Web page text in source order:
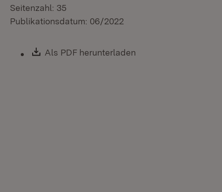
Seitenzahl: 35
Publikationsdatum: 06/2022
Download:
Als PDF herunterladen